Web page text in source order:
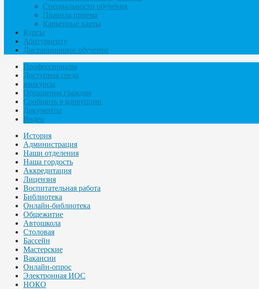
Специальности обучения
Правила приема
Карьерные карты
Курсы
Абитуриенту
Дистанционное обучение
Профессионалы
Доступная среда
конкурсы
Обращения граждан
Сообщить о коррупции
Документы
Видео
История
Администрация
Наши отделения
Наша гордость
Аккредитация
Лицензия
Воспитательная работа
Библиотека
Онлайн-библиотека
Общежитие
Автошкола
Столовая
Бассейн
Мастерские
Вакансии
Онлайн-опрос
Электронная ИОС
НОКО